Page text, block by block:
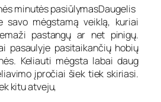
Daugelis
savo mėgstamą veiklą, kuriai
pastangų ar net pinigų.
pasaulyje pasitaikančių hobių
Keliauti mėgsta labai daug
įpročiai šiek tiek skiriasi.
kitu atveju,